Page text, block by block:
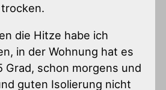
die Hitze habe ich
in der Wohnung hat es
Grad, schon morgens und
guten Isolierung nicht